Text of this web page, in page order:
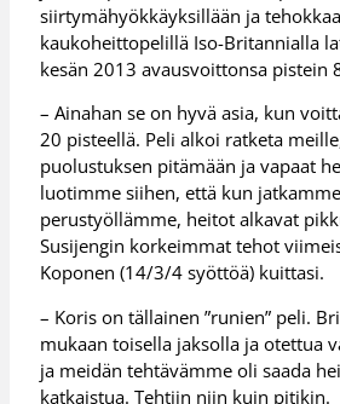
siirtymähyökkäyksillään ja
kaukoheittopelillä Iso-Britannialla
kesän 2013 avausvoittonsa pistein
– Ainahan se on hyvä asia, kun
20 pisteellä. Peli alkoi ratketa
puolustuksen pitämään ja vapaat
luotimme siihen, että kun
perustyöllämme, heitot alkavat
Susijengin korkeimmat tehot
Koponen (14/3/4 syöttöä) kuittasi.
– Koris on tällainen ”runien” peli.
mukaan toisella jaksolla ja otettua
ja meidän tehtävämme oli saada
katkaistua. Tehtiin niin kuin pitikin.